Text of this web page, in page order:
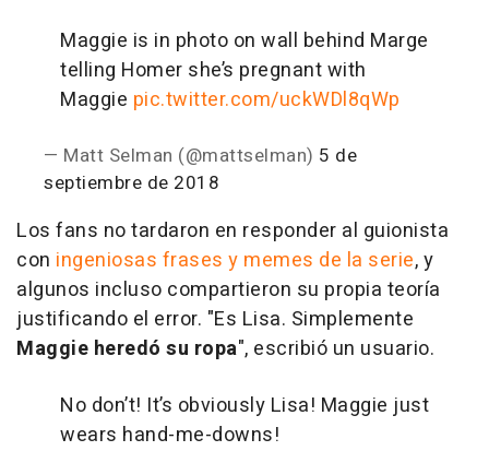
Maggie is in photo on wall behind Marge
telling Homer she’s pregnant with
Maggie pic.twitter.com/uckWDl8qWp
— Matt Selman (@mattselman) 5 de
septiembre de 2018
Los fans no tardaron en responder al guionista
con ingeniosas frases y memes de la serie, y
algunos incluso compartieron su propia teoría
justificando el error. "Es Lisa. Simplemente
Maggie heredó su ropa", escribió un usuario.
No don’t! It’s obviously Lisa! Maggie just
wears hand-me-downs!